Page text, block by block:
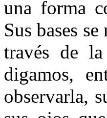
una forma
Sus bases
través de
digamos,
observarla,